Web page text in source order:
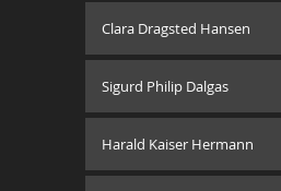
Clara Dragsted Hansen
Sigurd Philip Dalgas
Harald Kaiser Hermann